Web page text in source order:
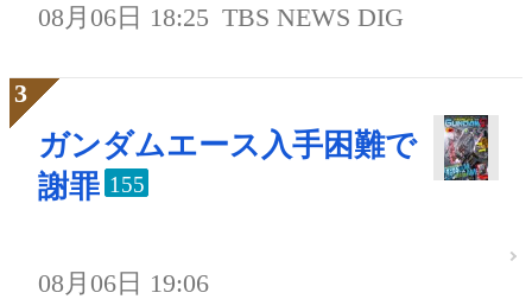
08月06日 18:25 TBS NEWS DIG
ガンダムエース入手困難で
謝罪 155
08月06日 19:06